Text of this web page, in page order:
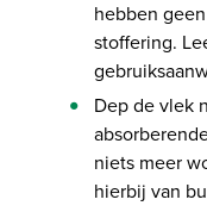
hebben
stoffering.
Dep de vlek
niets meer
hierbij van